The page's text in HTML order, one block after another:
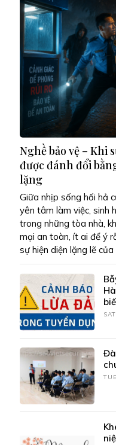
Nghề bảo vệ – Khi
được đánh đổi
lặng
Giữa nhịp sống hối hả
yên tâm làm việc, sinh
trong những tòa nhà,
mại an toàn, ít ai để ý
sự hiện diện lặng lẽ